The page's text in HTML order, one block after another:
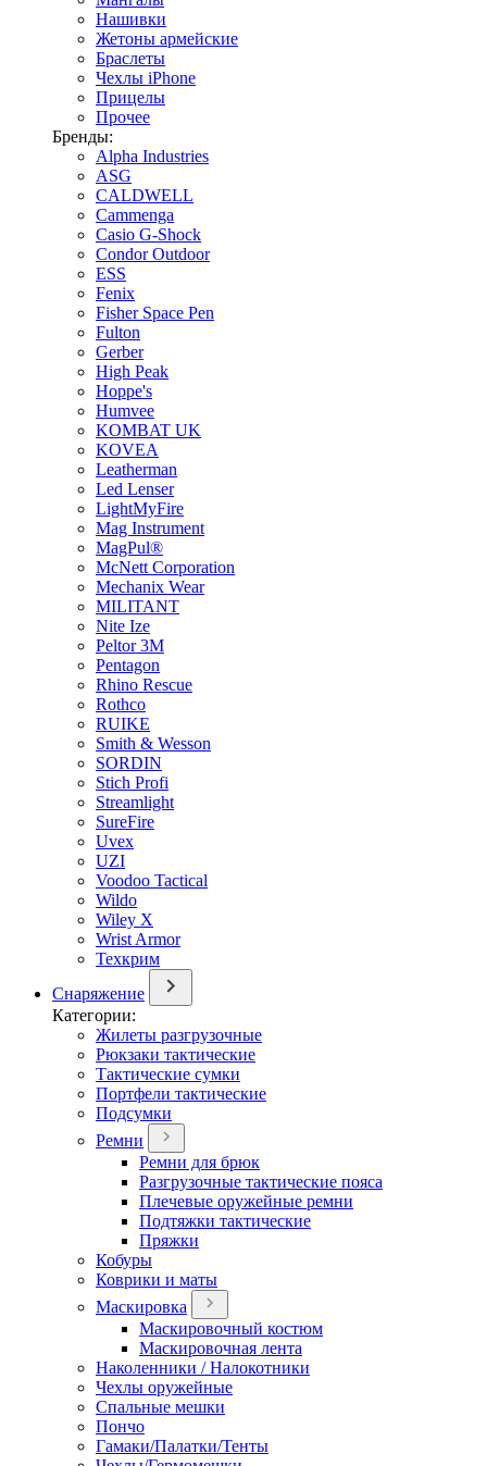
Нашивки
Жетоны армейские
Браслеты
Чехлы iPhone
Прицелы
Прочее
Бренды:
Alpha Industries
ASG
CALDWELL
Cammenga
Casio G-Shock
Condor Outdoor
ESS
Fenix
Fisher Space Pen
Fulton
Gerber
High Peak
Hoppe's
Humvee
KOMBAT UK
KOVEA
Leatherman
Led Lenser
LightMyFire
Mag Instrument
MagPul®
McNett Corporation
Mechanix Wear
MILITANT
Nite Ize
Peltor 3M
Pentagon
Rhino Rescue
Rothco
RUIKE
Smith & Wesson
SORDIN
Stich Profi
Streamlight
SureFire
Uvex
UZI
Voodoo Tactical
Wildo
Wiley X
Wrist Armor
Техкрим
Снаряжение
Категории:
Жилеты разгрузочные
Рюкзаки тактические
Тактические сумки
Портфели тактические
Подсумки
Ремни
Ремни для брюк
Разгрузочные тактические пояса
Плечевые оружейные ремни
Подтяжки тактические
Пряжки
Кобуры
Коврики и маты
Маскировка
Маскировочный костюм
Маскировочная лента
Наколенники / Налокотники
Чехлы оружейные
Спальные мешки
Пончо
Гамаки/Палатки/Тенты